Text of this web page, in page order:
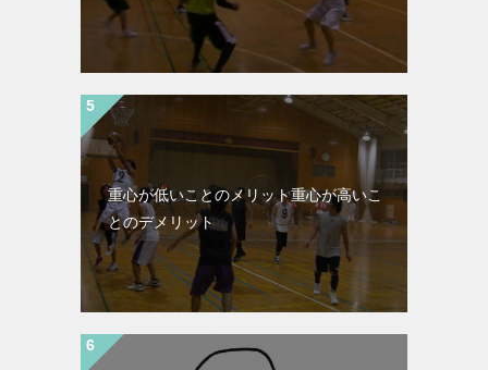
重心が低いことのメリット重心が高いこ
とのデメリット